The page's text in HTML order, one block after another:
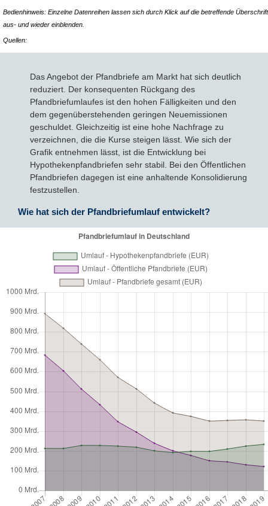
Bedienhinweis: Einzelne Datenreihen lassen sich durch Klick auf die betreffende Überschrift
aus- und wieder einblenden.
Quellen:
Das Angebot der Pfandbriefe am Markt hat sich deutlich
reduziert. Der konsequenten Rückgang des
Pfandbriefumlaufes ist den hohen Fälligkeiten und den
dem gegenüberstehenden geringen Neuemissionen
geschuldet. Gleichzeitig ist eine hohe Nachfrage zu
verzeichnen, die die Kurse steigen lässt. Wie sich der
Grafik entnehmen lässt, ist die Entwicklung bei
Hypothekenpfandbriefen sehr stabil. Bei den Öffentlichen
Pfandbriefen dagegen ist eine anhaltende Konsolidierung
festzustellen.
Wie hat sich der Pfandbriefumlauf entwickelt?